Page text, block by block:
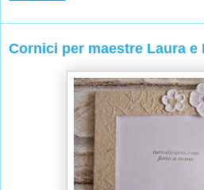
Cornici per maestre Laura e